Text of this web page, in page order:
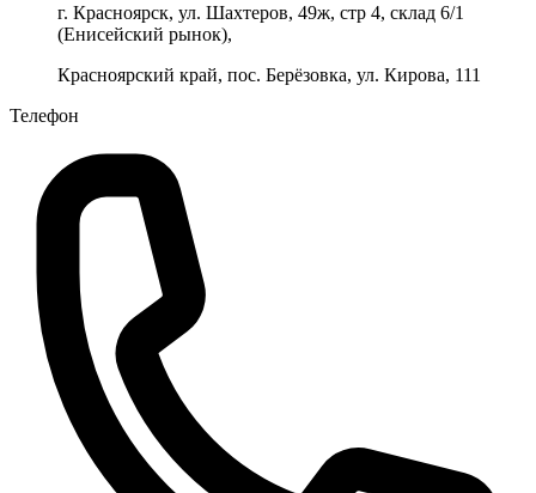
г. Красноярск, ул. Шахтеров, 49ж, стр 4, склад 6/1
(Енисейский рынок),
Красноярский край, пос. Берёзовка, ул. Кирова, 111
Телефон